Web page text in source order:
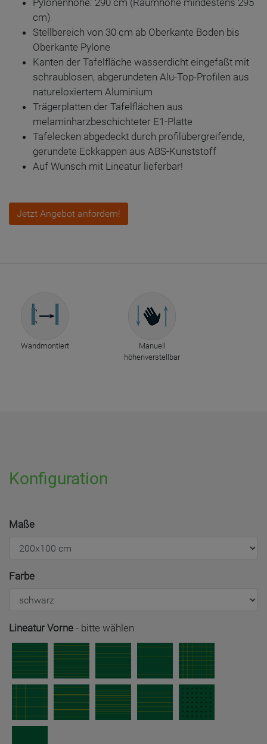
Pylonenhöhe: 290 cm (Raumhöhe mindestens 295
cm)
Stellbereich von 30 cm ab Oberkante Boden bis
Oberkante Pylone
Kanten der Tafelfläche wasserdicht eingefaßt mit
schraublosen, abgerundeten Alu-Top-Profilen aus
natureloxiertem Aluminium
Trägerplatten der Tafelflächen aus
melaminharzbeschichteter E1-Platte
Tafelecken abgedeckt durch profilübergreifende,
gerundete Eckkappen aus ABS-Kunststoff
Auf Wunsch mit Lineatur lieferbar!
Jetzt Angebot anfordern!
Wandmontiert
Manuell
höhenverstellbar
Konfiguration
Maße
Farbe
Lineatur Vorne - bitte wählen